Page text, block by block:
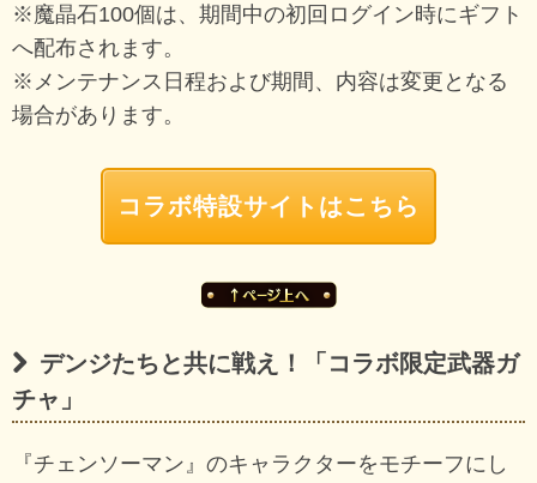
※魔晶石100個は、期間中の初回ログイン時にギフト
へ配布されます。
※メンテナンス日程および期間、内容は変更となる
場合があります。
コラボ特設サイトはこちら
デンジたちと共に戦え！「コラボ限定武器ガ
チャ」
『チェンソーマン』のキャラクターをモチーフにし